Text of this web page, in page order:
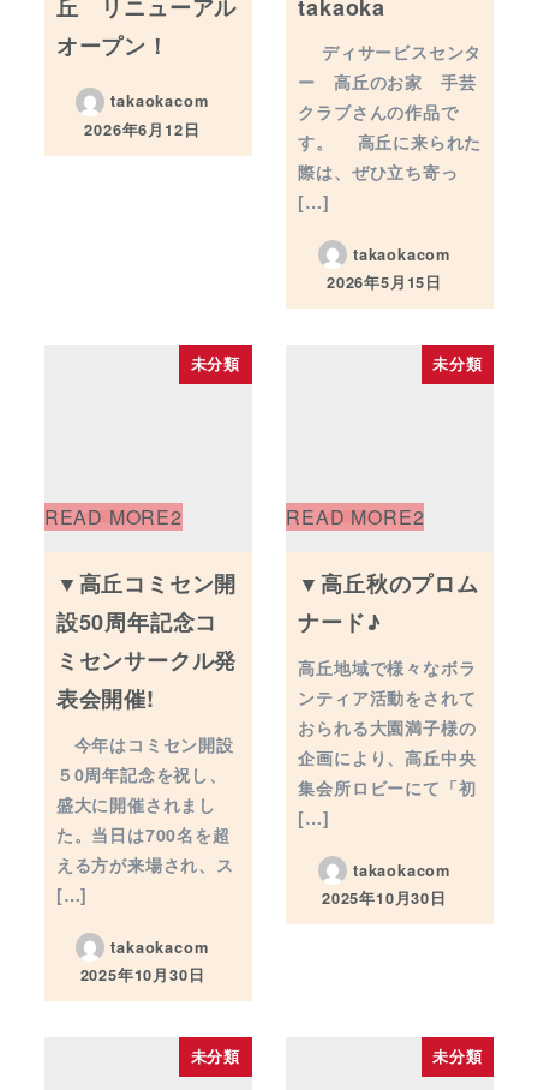
丘 リニューアル
オープン！
takaokacom
投稿日
2026年6月12日
takaoka
ディサービスセンタ
ー 高丘のお家 手芸
クラブさんの作品で
す。 高丘に来られた
際は、ぜひ立ち寄っ
[…]
takaokacom
投稿日
2026年5月15日
未分類
▼高丘コミセン開
設50周年記念コ
ミセンサークル発
表会開催!
今年はコミセン開設
５0周年記念を祝し、
盛大に開催されまし
た。当日は700名を超
える方が来場され、ス
[…]
takaokacom
投稿日
2025年10月30日
未分類
▼高丘秋のプロム
ナード♪
高丘地域で様々なボラ
ンティア活動をされて
おられる大園満子様の
企画により、高丘中央
集会所ロビーにて「初
[…]
takaokacom
投稿日
2025年10月30日
未分類 未分類